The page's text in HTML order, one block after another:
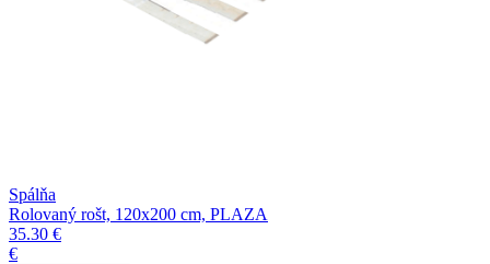
Spálňa
Rolovaný rošt, 120x200 cm, PLAZA
35.30 €
€